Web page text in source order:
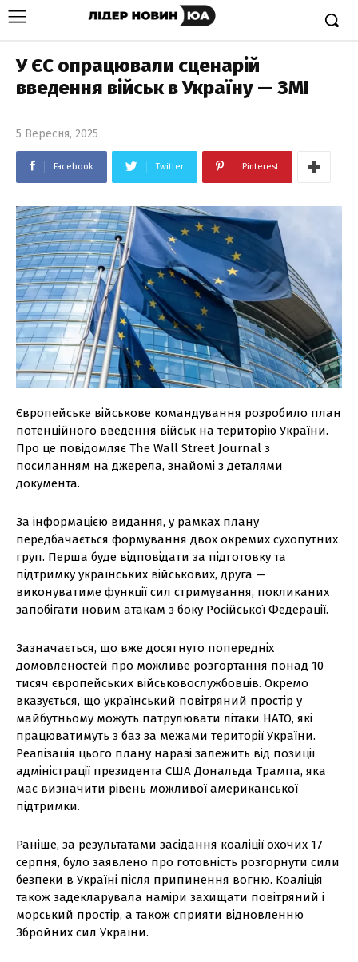
У ЄС опрацювали сценарій
введення військ в Україну — ЗМІ
5 Вересня, 2025
Facebook Twitter Pinterest
Європейське військове командування розробило план
потенційного введення військ на територію України.
Про це повідомляє The Wall Street Journal з
посиланням на джерела, знайомі з деталями
документа.
За інформацією видання, у рамках плану
передбачається формування двох окремих сухопутних
груп. Перша буде відповідати за підготовку та
підтримку українських військових, друга —
виконуватиме функції сил стримування, покликаних
запобігати новим атакам з боку Російської Федерації.
Зазначається, що вже досягнуто попередніх
домовленостей про можливе розгортання понад 10
тисяч європейських військовослужбовців. Окремо
вказується, що український повітряний простір у
майбутньому можуть патрулювати літаки НАТО, які
працюватимуть з баз за межами території України.
Реалізація цього плану наразі залежить від позиції
адміністрації президента США Дональда Трампа, яка
має визначити рівень можливої американської
підтримки.
Раніше, за результатами засідання коаліції охочих 17
серпня, було заявлено про готовність розгорнути сили
безпеки в Україні після припинення вогню. Коаліція
також задекларувала наміри захищати повітряний і
морський простір, а також сприяти відновленню
Збройних сил України.